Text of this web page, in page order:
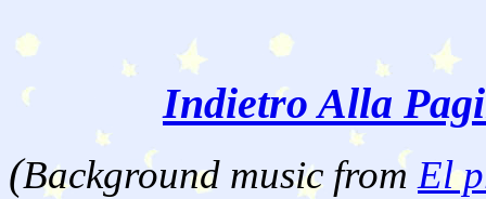
Indietro Alla
(Background music from El